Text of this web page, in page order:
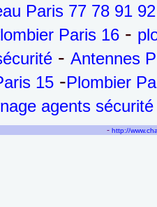
Paris 77 78 91
Paris 16 -
- Antennes
15 -Plombier
agents sécurité
-http://